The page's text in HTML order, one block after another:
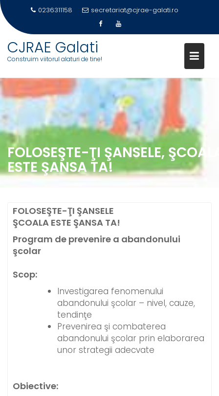
to
0236311158 secretariat@cjrae-galati.ro
CJRAE Galati
Construim viitorul alaturi de tine!
FOLOSEŞTE-ŢI ŞANSELE,
ESTE ŞANSA TA!
FOLOSEŞTE-ŢI ŞANSELE
ŞCOALA ESTE ŞANSA TA!
Program de prevenire a abandonului
şcolar
Scop:
Investigarea fenomenului
abandonului şcolar – nivel, cauze,
tendinţe
Prevenirea şi combaterea
abandonului şcolar prin elaborarea
unor strategii adecvate
Obiective: